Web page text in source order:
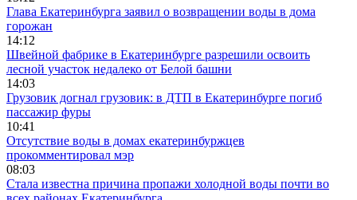
Глава Екатеринбурга заявил о возвращении воды в дома
горожан
14:12
Швейной фабрике в Екатеринбурге разрешили освоить
лесной участок недалеко от Белой башни
14:03
Грузовик догнал грузовик: в ДТП в Екатеринбурге погиб
пассажир фуры
10:41
Отсутствие воды в домах екатеринбуржцев
прокомментировал мэр
08:03
Стала известна причина пропажи холодной воды почти во